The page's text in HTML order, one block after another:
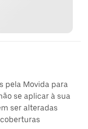
pela Movida para
se aplicar à sua
ser alteradas